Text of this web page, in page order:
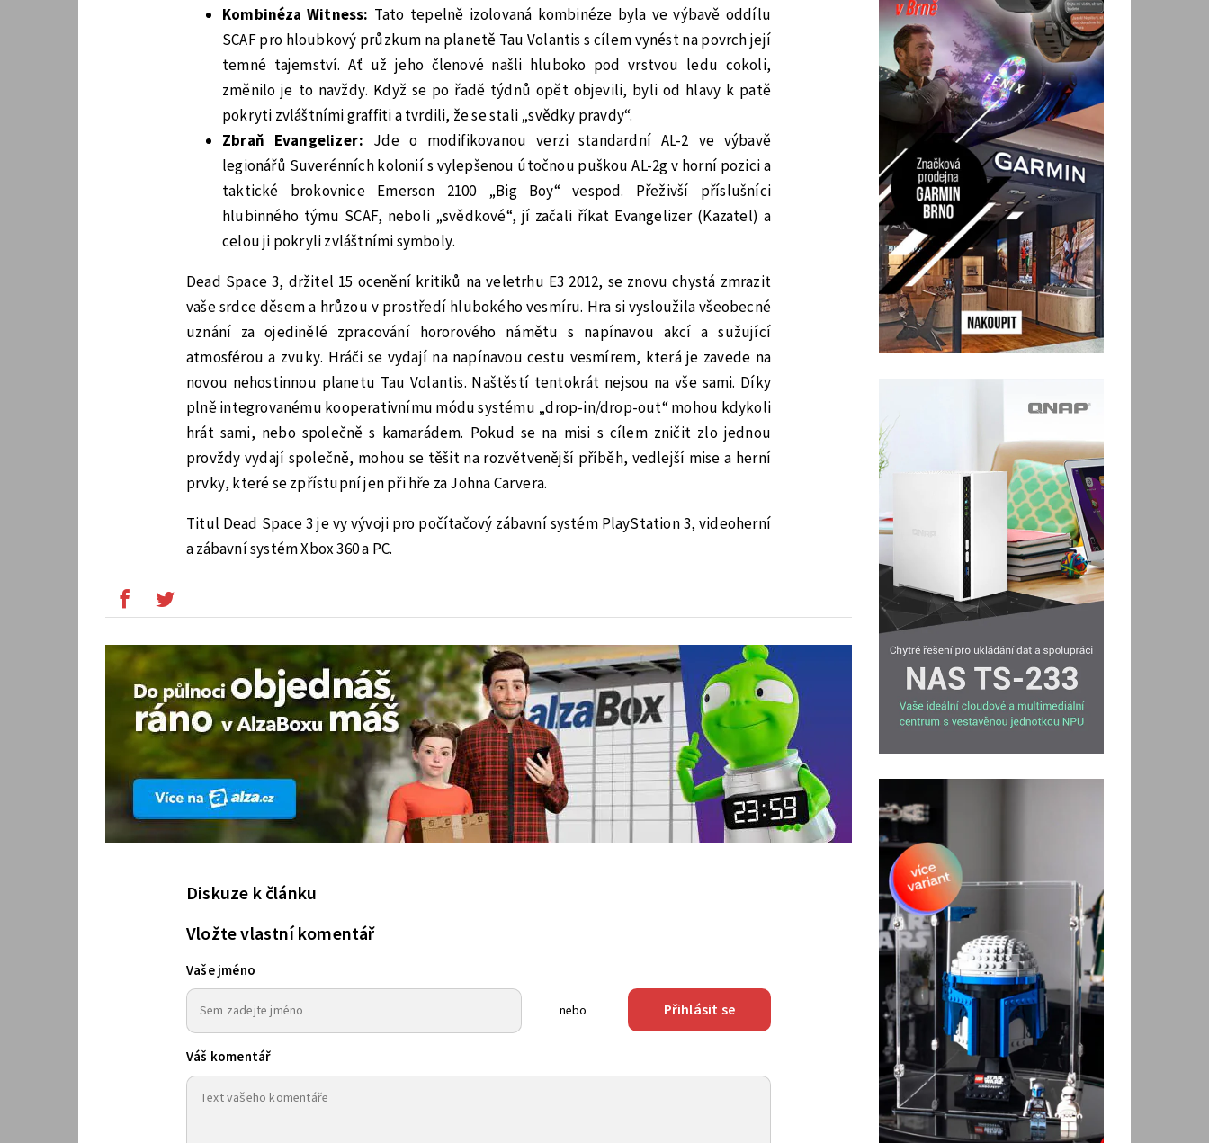
Kombinéza Witness: Tato tepelně izolovaná kombinéze byla ve výbavě oddílu
SCAF pro hloubkový průzkum na planetě Tau Volantis s cílem vynést na povrch její
temné tajemství. Ať už jeho členové našli hluboko pod vrstvou ledu cokoli,
změnilo je to navždy. Když se po řadě týdnů opět objevili, byli od hlavy k patě
pokryti zvláštními graffiti a tvrdili, že se stali „svědky pravdy“.
Zbraň Evangelizer: Jde o modifikovanou verzi standardní AL-2 ve výbavě
legionářů Suverénních kolonií s vylepšenou útočnou puškou AL-2g v horní pozici a
taktické brokovnice Emerson 2100 „Big Boy“ vespod. Přeživší příslušníci
hlubinného týmu SCAF, neboli „svědkové“, jí začali říkat Evangelizer (Kazatel) a
celou ji pokryli zvláštními symboly.
Dead Space 3, držitel 15 ocenění kritiků na veletrhu E3 2012, se znovu chystá zmrazit
vaše srdce děsem a hrůzou v prostředí hlubokého vesmíru. Hra si vysloužila všeobecné
uznání za ojedinělé zpracování hororového námětu s napínavou akcí a sužující
atmosférou a zvuky. Hráči se vydají na napínavou cestu vesmírem, která je zavede na
novou nehostinnou planetu Tau Volantis. Naštěstí tentokrát nejsou na vše sami. Díky
plně integrovanému kooperativnímu módu systému „drop-in/drop-out“ mohou kdykoli
hrát sami, nebo společně s kamarádem. Pokud se na misi s cílem zničit zlo jednou
provždy vydají společně, mohou se těšit na rozvětvenější příběh, vedlejší mise a herní
prvky, které se zpřístupní jen při hře za Johna Carvera.
Titul Dead Space 3 je vy vývoji pro počítačový zábavní systém PlayStation 3, videoherní
a zábavní systém Xbox 360 a PC.
Diskuze k článku
Vložte vlastní komentář
Vaše jméno
nebo Přihlásit se
Váš komentář